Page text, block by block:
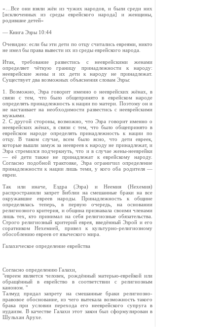
«…Все они взяли жён из чужих народов, и были среди них
[исключенных из среды еврейского народа] и женщины,
родившие детей»
— Книга Эзры 10:44
Очевидно: если бы эти дети по отцу считались евреями, никто
не имел бы права вывести их из среды еврейского народа.
Итак, требование развестись с нееврейскими женами
определяет чёткую границу принадлежности к народу:
нееврейские жены и их дети к народу не принадлежат.
Существует два возможных объяснения словам Эзры:
1. Возможно, Эзра говорит именно о нееврейских жёнах, в
связи с тем, что было общепринято в еврейском народе
определять принадлежность к нации по матери. Поэтому он и
не настаивает на необходимости развестись с нееврейскими
мужьями.
2. С другой стороны, возможно, что Эзра говорит именно о
нееврейских жёнах, в связи с тем, что было общепринято в
еврейском народе определять принадлежность к нации по
отцу. В таком случае, всем было ясно, что дети евреек,
которые вышли замуж за неевреев к народу не принадлежат, и
Эзра стремился подчеркнуть, что и в случае жены-нееврейки
— её дети также не принадлежат к еврейскому народу.
Согласно подобной трактовке, Эзра ограничил определение
принадлежности к нации лишь теми, у кого оба родителя —
евреи.
Так или иначе, Ездра (Эзра) и Неемия (Нехемия)
распространили запрет Библии на смешанные браки на все
окружавшие евреев народы. Принадлежность к общине
определялась теперь, в первую очередь, на основании
религиозного критерия, и община признавала своими членами
лишь тех, кто принимал на себя религиозные обязательства.
Строго религиозный критерий еврея, введённый Эзрой и его
соратником Нехемией, привел к культурно-религиозному
обособлению евреев от языческого мира.
Галахическое определение еврейства
Согласно определению Галахи,
"евреем является человек, рождённый матерью-еврейкой или
обращённый в еврейство в соответствии с религиозным
каноном. "
Талмуд придал запрету на смешанные браки религиозно-
правовое обоснование, из чего вытекала возможность такого
брака при условии перехода его нееврейского супруга в
иудаизм. В качестве Галахи этот закон был сформулирован в
Шульхан Арухе.